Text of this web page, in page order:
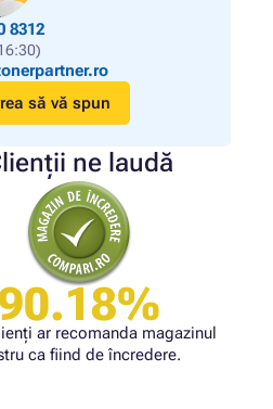
8312
să vă spun
ne laudă
ar recomanda magazinul
ca fiind de încredere.